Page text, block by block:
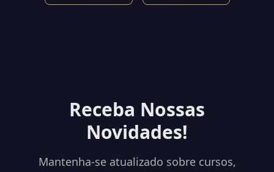
Receba Nossas
Novidades!
Mantenha-se atualizado sobre cursos,